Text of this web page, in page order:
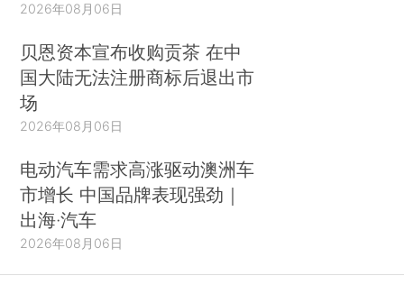
2026年08月06日
贝恩资本宣布收购贡茶 在中
国大陆无法注册商标后退出市
场
2026年08月06日
电动汽车需求高涨驱动澳洲车
市增长 中国品牌表现强劲｜
出海·汽车
2026年08月06日